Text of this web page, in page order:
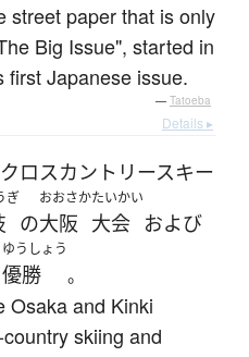
street paper that is only
Big Issue", started in
first Japanese issue.
— Tatoeba
Details ▸
クロスカントリースキー
ぎ
の
おおさか
大阪
たいかい
大会 および
ゆうしょう
優勝 。
Osaka and Kinki
skiing and